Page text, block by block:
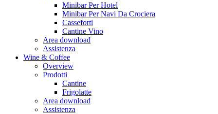
Minibar Per Hotel
Minibar Per Navi Da Crociera
Casseforti
Cantine Vino
Area download
Assistenza
Wine & Coffee
Overview
Prodotti
Cantine
Frigolatte
Area download
Assistenza